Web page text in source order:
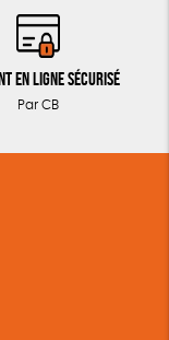
en ligne sécurisé
Par CB